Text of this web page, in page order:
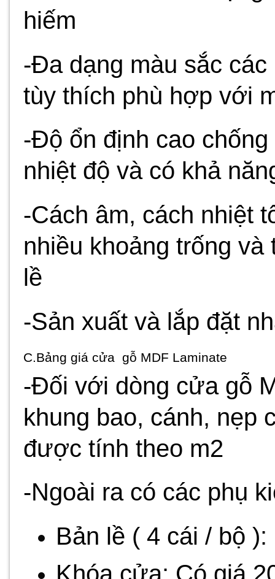
hiếm
-Đa dạng màu sắc
tùy thích phù hợp với
-Độ ổn định cao
nhiệt độ và có khả
-Cách âm, cách nhiệt
nhiều khoảng trống
lề
-Sản xuất và lắp đặt
C.Bảng giá cửa gỗ MDF Laminate
-Đối với dòng cửa gỗ
khung bao, cánh, nẹp
được tính theo m2
-Ngoài ra có các phụ
Bản lề ( 4 cái / bộ
Khóa cửa: Có giá